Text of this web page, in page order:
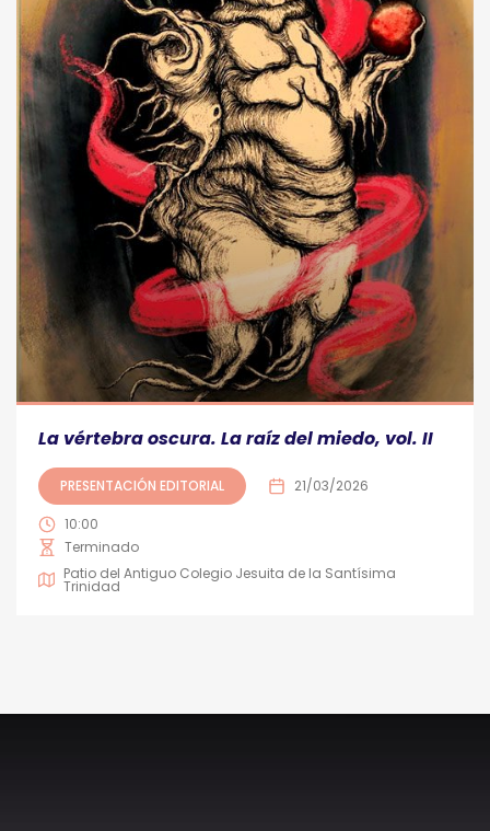
La vértebra oscura. La raíz del miedo, vol. II
PRESENTACIÓN EDITORIAL 21/03/2026
10:00
Terminado
Patio del Antiguo Colegio Jesuita de la Santísima
Trinidad